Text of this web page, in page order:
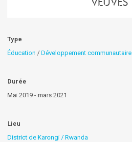
Type
Éducation / Développement communautaire
Durée
Mai 2019 - mars 2021
Lieu
District de Karongi / Rwanda